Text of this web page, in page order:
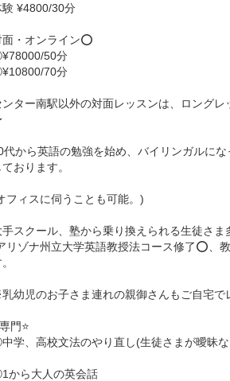
験 ¥4800/30分
面・オンライン⭕️
50分
70分
ンター南駅以外の対面レッスンは、ロング
代から英語の勉強を始め、バイリンガルに
ております。
フィスに伺うことも可能。)
手スクール、塾から乗り換えられる生徒さま
リゾナ州立大学英語教授法コース修了⭕️、
幼児のお子さま連れの親御さんもご自宅で
専門⭐️
学、高校文法のやり直し(生徒さまが曖昧
から大人の英会話